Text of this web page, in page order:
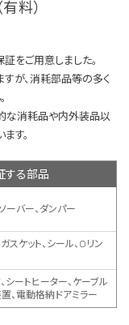
料）
をご用意しました。
が、消耗部品等の多く
な消耗品や内外装品以
す。
する部品
ーバー、ダンパー
スケット、シール、Oリン
シートヒーター、ケーブル
、 電動格納ドアミラー